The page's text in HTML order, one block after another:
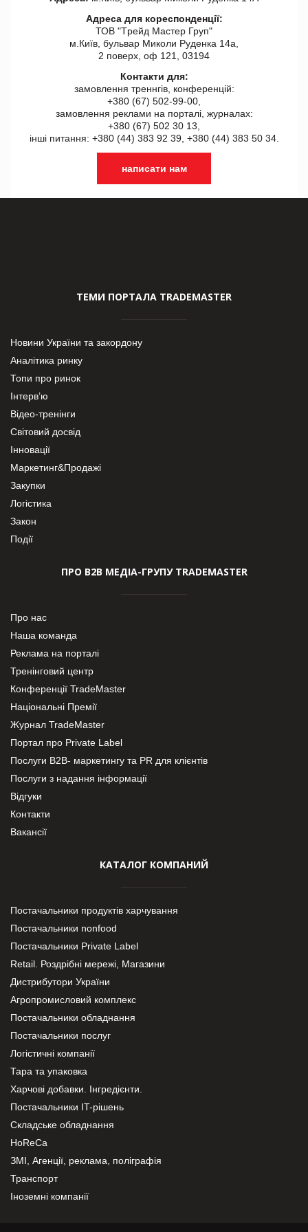
Адреса для кореспонденції:
ТОВ "Tрейд Мастер Груп"
м.Київ, бульвар Миколи Руденка 14а,
2 поверх, оф 121, 03194
Контакти для:
замовлення треннгів, конференцій:
+380 (67) 502-99-00,
замовлення реклами на порталі, журналах:
+380 (67) 502 30 13,
інші питання: +380 (44) 383 92 39, +380 (44) 383 50 34.
написати нам
ТЕМИ ПОРТАЛА TRADEMASTER
Новини України та закордону
Аналітика ринку
Топи про ринок
Інтерв’ю
Відео-тренінги
Світовий досвід
Інновації
Маркетинг&Продажі
Закупки
Логістика
Закон
Події
ПРО В2В МЕДІА-ГРУПУ TRADEMASTER
Про нас
Наша команда
Реклама на порталі
Тренінговий центр
Конференції TradeMaster
Національні Премії
Журнал TradeMaster
Портал про Private Label
Послуги В2В- маркетингу та PR для клієнтів
Послуги з надання інформації
Відгуки
Контакти
Вакансії
КАТАЛОГ КОМПАНИЙ
Постачальники продуктів харчування
Постачальники nonfood
Постачальники Private Label
Retail. Роздрібні мережі, Магазини
Дистрибутори України
Агропромисловий комплекс
Постачальники обладнання
Постачальники послуг
Логістичні компанії
Тара та упаковка
Харчові добавки. Інгредієнти.
Постачальники IT-рішень
Складське обладнання
HoReCa
ЗМІ, Агенції, реклама, поліграфія
Транспорт
Іноземні компанії